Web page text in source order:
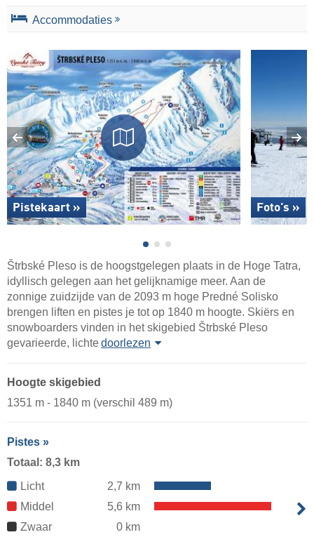
Accommodaties
Pistekaart » Foto's »
Štrbské Pleso is de hoogstgelegen plaats in de Hoge Tatra,
idyllisch gelegen aan het gelijknamige meer. Aan de
zonnige zuidzijde van de 2093 m hoge Predné Solisko
brengen liften en pistes je tot op 1840 m hoogte. Skiërs en
snowboarders vinden in het skigebied Štrbské Pleso
gevarieerde, lichtedoorlezen
Hoogte skigebied
1351 m - 1840 m (verschil 489 m)
Pistes »
Totaal: 8,3 km
Licht
2,7 km
Middel
5,6 km
Zwaar
0 km